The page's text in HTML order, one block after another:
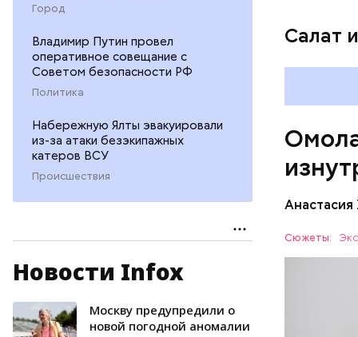
Город
Владимир Путин провел
оперативное совещание с
Советом безопасности РФ
Политика
Набережную Ялты эвакуировали
из-за атаки безэкипажных
катеров ВСУ
Происшествия
Новости Infox
Москву предупредили о
новой погодной аномалии
Салат
Сюжеты:
Дыня
ряда
лютеин
наше
калий